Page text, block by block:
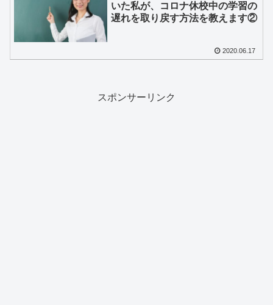
いた私が、コロナ休校中の学習の
遅れを取り戻す方法を教えます②
2020.06.17
スポンサーリンク